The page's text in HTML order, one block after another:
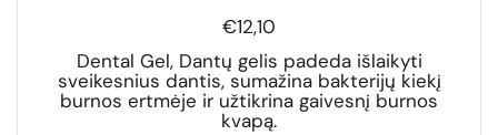
€12,10
Dental Gel, Dantų gelis padeda išlaikyti
sveikesnius dantis, sumažina bakterijų kiekį
burnos ertmėje ir užtikrina gaivesnį burnos
kvapą.